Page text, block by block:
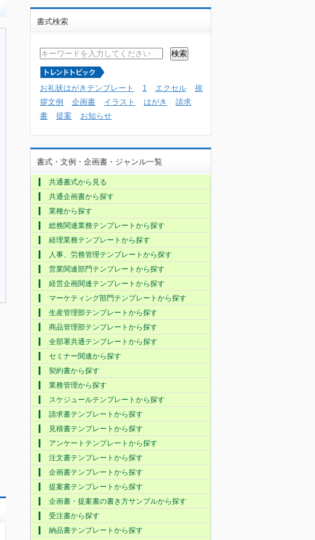
書式検索
お礼状はがきテンプレート 1 エクセル
挨
拶文例
企画書 イラスト はがき
請求
書
提案 お知らせ
書式・文例・企画書・ジャンル一覧
共通書式から見る
共通企画書から探す
業種から探す
総務関連業務テンプレートから探す
経理業務テンプレートから探す
人事、労務管理テンプレートから探す
営業関連部門テンプレートから探す
経営企画関連テンプレートから探す
マーケティング部門テンプレートから探す
生産管理部テンプレートから探す
商品管理部テンプレートから探す
全部署共通テンプレートから探す
セミナー関連から探す
契約書から探す
業務管理から探す
スケジュールテンプレートから探す
請求書テンプレートから探す
見積書テンプレートから探す
アンケートテンプレートから探す
注文書テンプレートから探す
企画書テンプレートから探す
提案書テンプレートから探す
企画書・提案書の書き方サンプルから探す
受注書から探す
納品書テンプレートから探す